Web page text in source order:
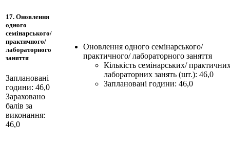
17. Оновлення
одного
семінарського/
практичного/
лабораторного
заняття
Заплановані
години: 46,0
Зараховано
балів за
виконання:
46,0
Оновлення одного семінарського/
практичного/ лабораторного заняття
Кількість семінарських/
лабораторних занять (шт.): 46,0
Заплановані години: 46,0